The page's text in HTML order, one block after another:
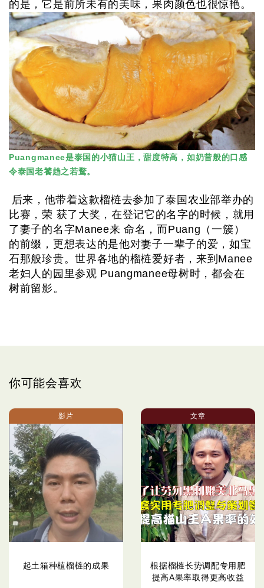
的是，它是前所未有的美味，果肉颜色也很惊艳。
Puangmanee是泰国的小猫山王，甜度特高，如奶昔般的口感
令泰国老饕趋之若鹜。
后来，他带着这款榴梿去参加了泰国农业部举办的
比赛，荣 获了大奖，在登记它的名字的时候，就用
了妻子的名字Manee来 命名，而Puang（一簇）
的前缀，更想表达的是他对妻子一辈子的爱，如宝
石那般珍贵。世界各地的榴梿爱好者，来到Manee
老妇人的园里参观 Puangmanee母树时，都会在
树前留影。
你可能会喜欢
影片
起土箱种植榴梿的成果
文章
根据榴梿长势调配专用肥
提高A果率取得更高收益